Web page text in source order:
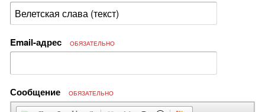
Email-адрес ОБЯЗАТЕЛЬНО
Сообщение ОБЯЗАТЕЛЬНО